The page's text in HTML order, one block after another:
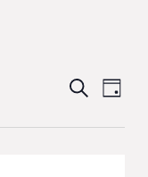
Events
Search
Day